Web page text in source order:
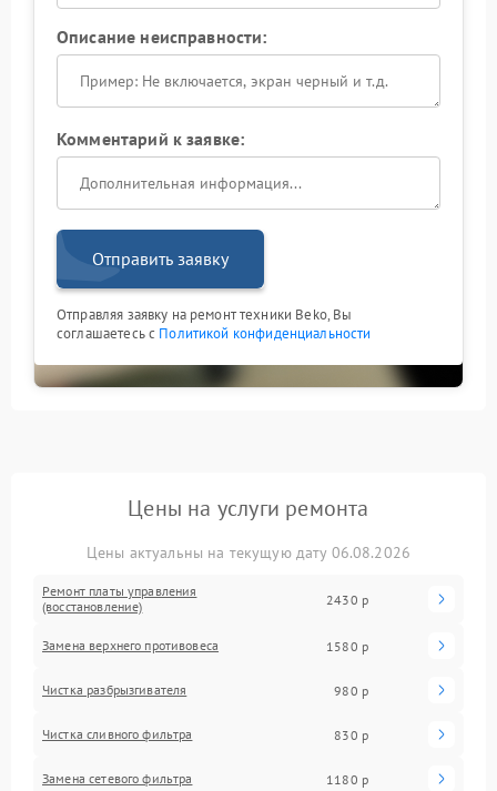
Описание неисправности:
Комментарий к заявке:
Отправить заявку
Отправляя заявку на ремонт техники Beko, Вы
соглашаетесь с Политикой конфиденциальности
Цены на услуги ремонта
Цены актуальны на текущую дату 06.08.2026
Ремонт платы управления
(восстановление)
2430 р
Замена верхнего противовеса 1580 р
Чистка разбрызгивателя 980 р
Чистка сливного фильтра 830 р
Замена сетевого фильтра 1180 р